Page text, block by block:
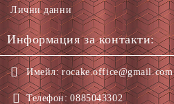
Лични данни
Информация за контакти:
Имейл: rocake.office@gmail.com
Телефон: 0885043302